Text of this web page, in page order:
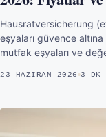
Hausratversicherung
eşyaları güvence
mutfak eşyaları ve
23 HAZIRAN 2026 3 DK